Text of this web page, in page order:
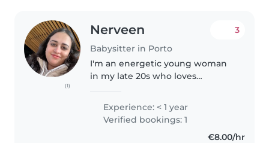
(1)
Nerveen
Babysitter in Porto
3
I'm an energetic young woman
in my late 20s who loves
I don't have any professional
babysitting experience yet, I've
been around kids my whole life..
Experience: < 1 year
Verified bookings: 1
€8.00/hr